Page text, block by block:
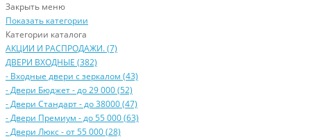
Закрыть меню
Показать категории
Категории каталога
АКЦИИ И РАСПРОДАЖИ. (7)
ДВЕРИ ВХОДНЫЕ (382)
- Входные двери с зеркалом (43)
- Двери Бюджeт - до 29 000 (52)
- Двери Стaндaрт - до 38000 (47)
- Двери Прeмиум - до 55 000 (63)
- Двери Люкс - от 55 000 (28)